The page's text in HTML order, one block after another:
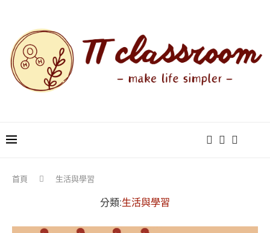
首頁 生活與學習
分類:生活與學習